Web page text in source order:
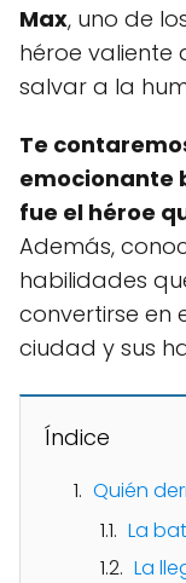
Max, uno de
héroe valiente
salvar a la
Te
emocionante
fue el héroe
Además,
habilidades
convertirse en
ciudad y sus
Índice
Quién
La
La